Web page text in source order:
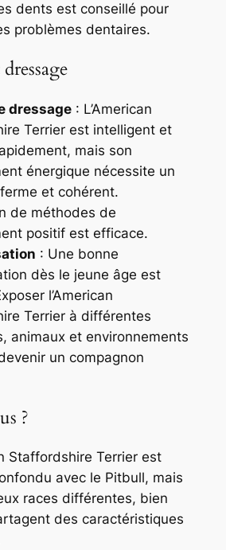
dents est conseillé pour
problèmes dentaires.
dressage: L’American
Terrier est intelligent et
mais son
énergique nécessite un
et cohérent.
de méthodes de
positif est efficace.
: Une bonne
dès le jeune âge est
l’American
Terrier à différentes
animaux et environnements
un compagnon
?
Staffordshire Terrier est
avec le Pitbull, mais
races différentes, bien
des caractéristiques